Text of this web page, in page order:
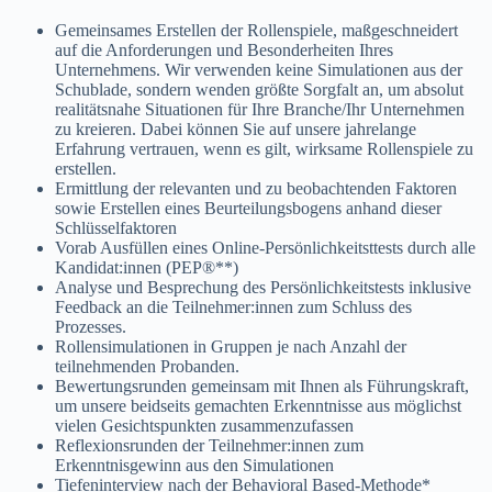
Gemeinsames Erstellen der Rollenspiele, maßgeschneidert
auf die Anforderungen und Besonderheiten Ihres
Unternehmens. Wir verwenden keine Simulationen aus der
Schublade, sondern wenden größte Sorgfalt an, um absolut
realitätsnahe Situationen für Ihre Branche/Ihr Unternehmen
zu kreieren. Dabei können Sie auf unsere jahrelange
Erfahrung vertrauen, wenn es gilt, wirksame Rollenspiele zu
erstellen.
Ermittlung der relevanten und zu beobachtenden Faktoren
sowie Erstellen eines Beurteilungsbogens anhand dieser
Schlüsselfaktoren
Vorab Ausfüllen eines Online-Persönlichkeitsttests durch alle
Kandidat:innen (PEP®**)
Analyse und Besprechung des Persönlichkeitstests inklusive
Feedback an die Teilnehmer:innen zum Schluss des
Prozesses.
Rollensimulationen in Gruppen je nach Anzahl der
teilnehmenden Probanden.
Bewertungsrunden gemeinsam mit Ihnen als Führungskraft,
um unsere beidseits gemachten Erkenntnisse aus möglichst
vielen Gesichtspunkten zusammenzufassen
Reflexionsrunden der Teilnehmer:innen zum
Erkenntnisgewinn aus den Simulationen
Tiefeninterview nach der Behavioral Based-Methode*